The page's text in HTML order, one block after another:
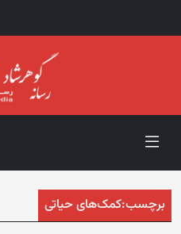
برچسب:کمک‌های حیاتی